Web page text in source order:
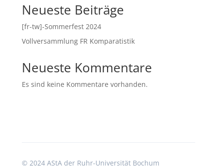
Neueste Beiträge
[fr-tw]-Sommerfest 2024
Vollversammlung FR Komparatistik
Neueste Kommentare
Es sind keine Kommentare vorhanden.
© 2024 AStA der Ruhr-Universität Bochum